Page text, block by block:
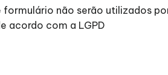
formulário não serão utilizados
acordo com a LGPD